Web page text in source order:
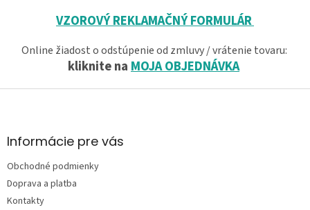
VZOROVÝ REKLAMAČNÝ FORMULÁR
Online žiadost o odstúpenie od zmluvy / vrátenie tovaru:
kliknite na MOJA OBJEDNÁVKA
Z
ä
e
Informácie pre vás
Obchodné podmienky
Doprava a platba
Kontakty